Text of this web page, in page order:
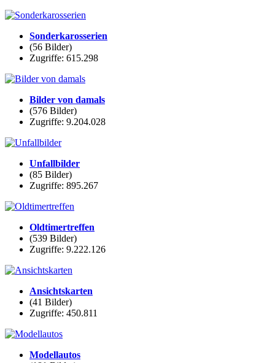
Sonderkarosserien
(56 Bilder)
Zugriffe: 615.298
Bilder von damals
(576 Bilder)
Zugriffe: 9.204.028
Unfallbilder
(85 Bilder)
Zugriffe: 895.267
Oldtimertreffen
(539 Bilder)
Zugriffe: 9.222.126
Ansichtskarten
(41 Bilder)
Zugriffe: 450.811
Modellautos